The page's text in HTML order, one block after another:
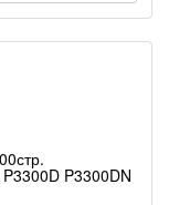
P3300DN